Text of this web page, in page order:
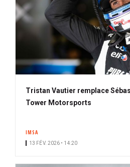
Tristan Vautier remplace
Tower Motorsports
IMSA
13 FÉV. 2026 • 14:20